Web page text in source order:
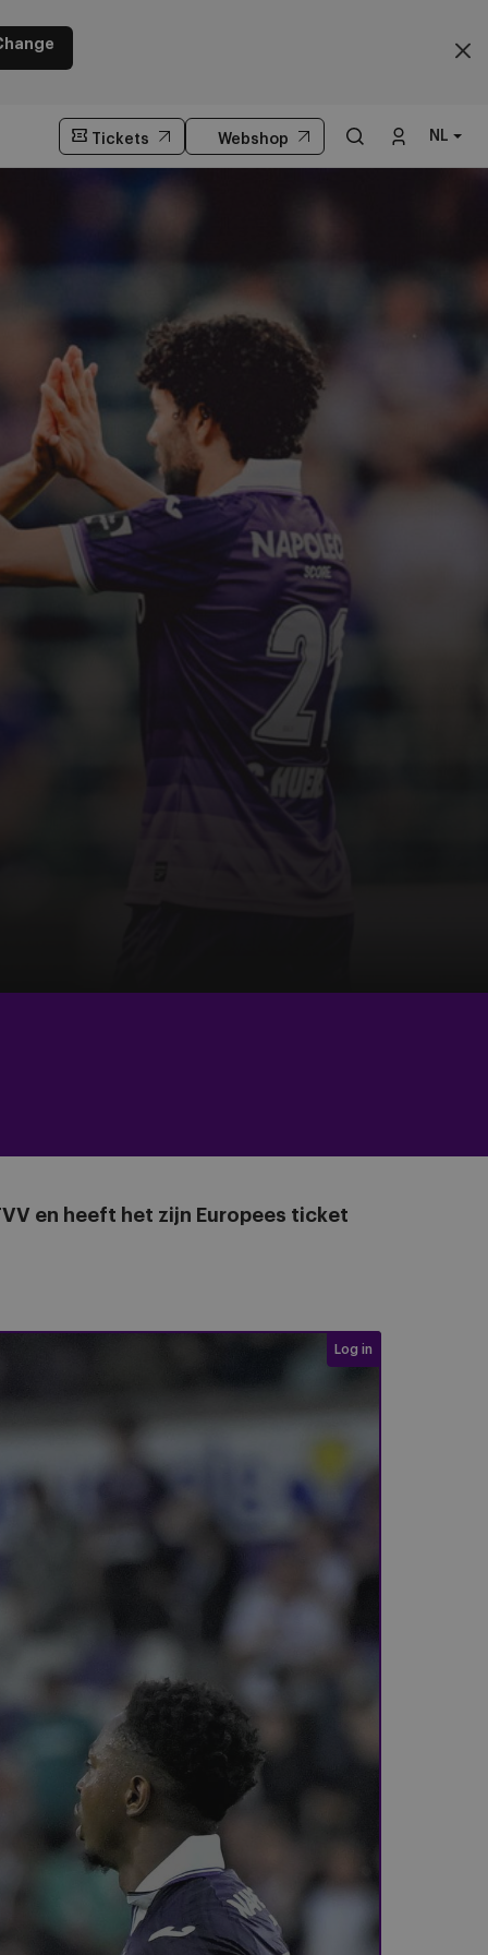
Tickets Webshop NL
en heeft het zijn Europees ticket
Login required
Log in